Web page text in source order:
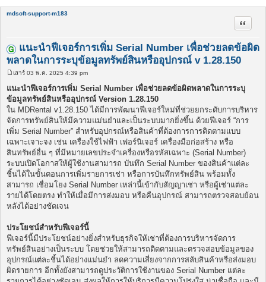
mdsoft-support-m183
แนะนำฟีเจอร์การเพิ่ม Serial Number เพื่อช่วยลดข้อผิด
พลาดในการระบุข้อมูลทรัพย์สินหรืออุปกรณ์ v 1.28.150
อ้างคำ
พ
ส
ต์
เสาร์ 03 พ.ค. 2025 4:39 pm
แนะนำฟีเจอร์การเพิ่ม Serial Number เพื่อช่วยลดข้อผิดพลาดในการระบุ
ข้อมูลทรัพย์สินหรืออุปกรณ์ Version 1.28.150
ใน MDRental v1.28.150 ได้มีการพัฒนาฟีเจอร์ใหม่ที่ช่วยยกระดับการบริหาร
จัดการทรัพย์สินให้มีความแม่นยำและเป็นระบบมากยิ่งขึ้น ด้วยฟีเจอร์ “การ
เพิ่ม Serial Number” สำหรับอุปกรณ์หรือสินค้าที่ต้องการการติดตามแบบ
เฉพาะเจาะจง เช่น เครื่องใช้ไฟฟ้า เฟอร์นิเจอร์ เครื่องมือก่อสร้าง หรือ
สินทรัพย์อื่น ๆ ที่มีหมายเลขประจำเครื่องหรือรหัสเฉพาะ (Serial Number)
ระบบเปิดโอกาสให้ผู้ใช้งานสามารถ บันทึก Serial Number ของสินค้าแต่ละ
ชิ้นได้ในขั้นตอนการเพิ่มรายการเช่า หรือการบันทึกทรัพย์สิน พร้อมทั้ง
สามารถ เชื่อมโยง Serial Number เหล่านี้เข้ากับสัญญาเช่า หรือผู้เช่าแต่ละ
รายได้โดยตรง ทำให้เมื่อมีการส่งมอบ หรือคืนอุปกรณ์ สามารถตรวจสอบย้อน
หลังได้อย่างชัดเจน
ประโยชน์สำหรับฟีเจอร์นี้
ฟีเจอร์นี้มีประโยชน์อย่างยิ่งสำหรับธุรกิจให้เช่าที่ต้องการบริหารจัดการ
ทรัพย์สินอย่างเป็นระบบ โดยช่วยให้สามารถติดตามและตรวจสอบข้อมูลของ
อุปกรณ์แต่ละชิ้นได้อย่างแม่นยำ ลดความเสี่ยงจากการสลับสินค้าหรือส่งมอบ
ผิดรายการ อีกทั้งยังสามารถดูประวัติการใช้งานของ Serial Number แต่ละ